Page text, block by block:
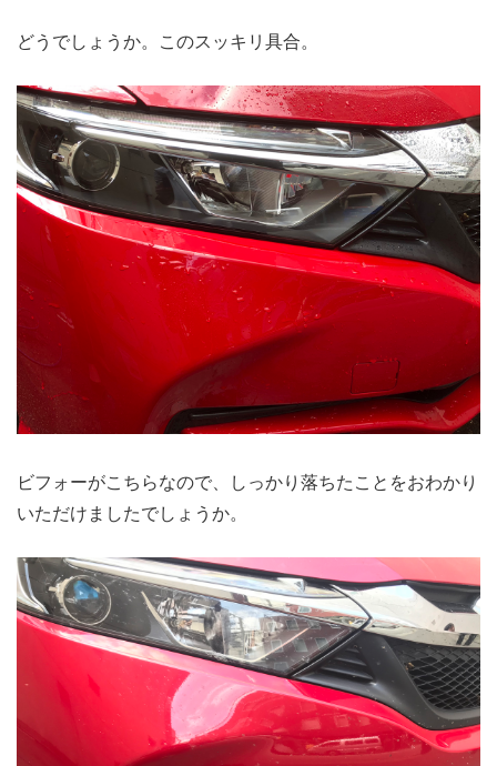
どうでしょうか。このスッキリ具合。
ビフォーがこちらなので、しっかり落ちたことをおわかり
いただけましたでしょうか。